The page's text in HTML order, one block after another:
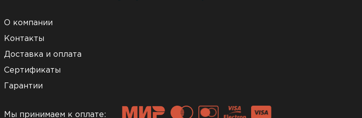
О компании
Контакты
Доставка и оплата
Сертификаты
Гарантии
Мы принимаем к оплате: